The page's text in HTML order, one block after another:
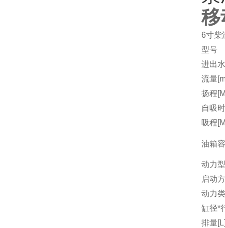
移
6寸柴
型号
进出
流量
扬程
自吸
吸程
油箱
动力
启动
动力
缸径*
排量